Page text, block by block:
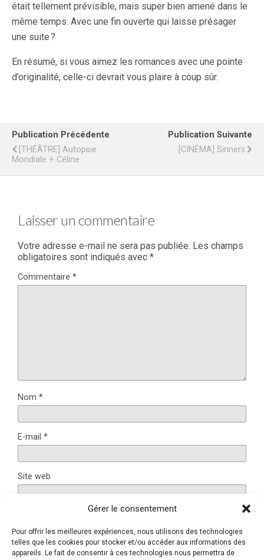
Gérer le consentement
Pour offrir les meilleures expériences, nous utilisons des technologies
telles que les cookies pour stocker et/ou accéder aux informations des
appareils. Le fait de consentir à ces technologies nous permettra de
était tellement prévisible, mais super bien amené dans le
même temps. Avec une fin ouverte qui laisse présager
une suite ?
En résumé, si vous aimez les romances avec une pointe
d’originalité, celle-ci devrait vous plaire à coup sûr.
Publication Précédente
[THÉÂTRE] Autopsie
Mondiale + Céline
Publication Suivante
[CINÉMA] Sinners
Laisser un commentaire
Votre adresse e-mail ne sera pas publiée. Les champs
obligatoires sont indiqués avec *
Commentaire *
Nom *
E-mail *
Site web
Ce site utilise Akismet pour réduire les indésirables.En
savoir plus sur la façon dont les données de vos